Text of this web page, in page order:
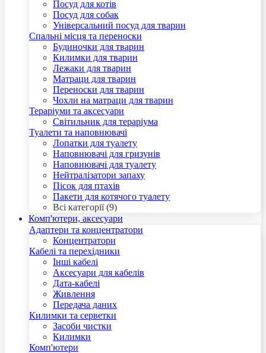
Посуд для котів
Посуд для собак
Універсальний посуд для тварин
Спальні місця та переноски
Будиночки для тварин
Килимки для тварин
Лежаки для тварин
Матраци для тварин
Переноски для тварин
Чохли на матраци для тварин
Тераріуми та аксесуари
Світильник для тераріума
Туалети та наповнювачі
Лопатки для туалету
Наповнювачі для гризунів
Наповнювачі для туалету
Нейтралізатори запаху
Пісок для птахів
Пакети для котячого туалету
Всі категорії (9)
Комп'ютери, аксесуари
Адаптери та концентратори
Концентратори
Кабелі та перехідники
Інші кабелі
Аксесуари для кабелів
Дата-кабелі
Живлення
Передача даних
Килимки та серветки
Засоби чистки
Килимки
Комп'ютери